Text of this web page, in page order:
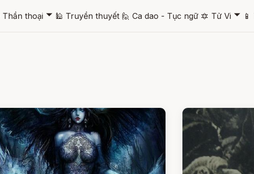
Thần thoại 🞃 🕌 Truyền thuyết 🙋 Ca dao - Tục ngữ 🔯 Tử Vi 🞃 📱